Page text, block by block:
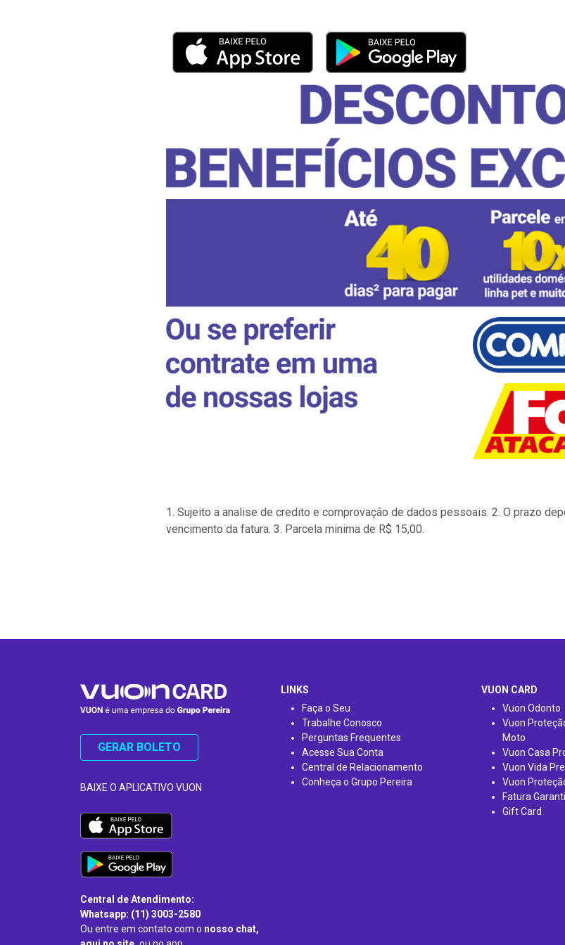
1. Sujeito a analise de credito e comprovação de dados pessoais. 2. O prazo
vencimento da fatura. 3. Parcela minima de R$ 15,00.
GERAR BOLETO
BAIXE O APLICATIVO VUON
Central de Atendimento:
Whatsapp: (11) 3003-2580
Ou entre em contato com o nosso chat,
LINKS
Faça o Seu
Trabalhe Conosco
Perguntas Frequentes
Acesse Sua Conta
Central de Relacionamento
Conheça o Grupo Pereira
VUON CARD
Vuon Odonto
Vuon
Moto
Vuon Casa
Vuon Vida
Vuon
Fatura
Gift Card